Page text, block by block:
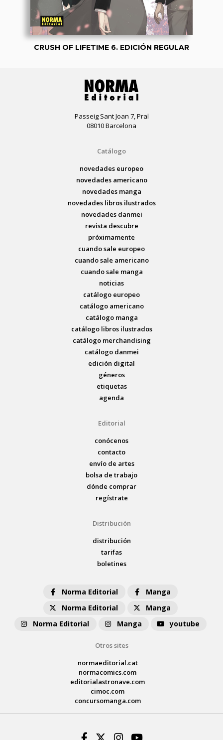
CRUSH OF LIFETIME 6. EDICIÓN REGULAR
Passeig Sant Joan 7, Pral
08010 Barcelona
Catálogo
novedades europeo
novedades americano
novedades manga
novedades libros ilustrados
novedades danmei
revista descubre
próximamente
cuando sale europeo
cuando sale americano
cuando sale manga
noticias
catálogo europeo
catálogo americano
catálogo manga
catálogo libros ilustrados
catálogo merchandising
catálogo danmei
edición digital
géneros
etiquetas
agenda
Editorial
conócenos
contacto
envío de artes
bolsa de trabajo
dónde comprar
regístrate
Distribución
distribución
tarifas
boletines
Norma Editorial
Manga
Norma Editorial
Manga
Norma Editorial
Manga youtube
Otros sites
normaeditorial.cat
normacomics.com
editorialastronave.com
cimoc.com
concursomanga.com